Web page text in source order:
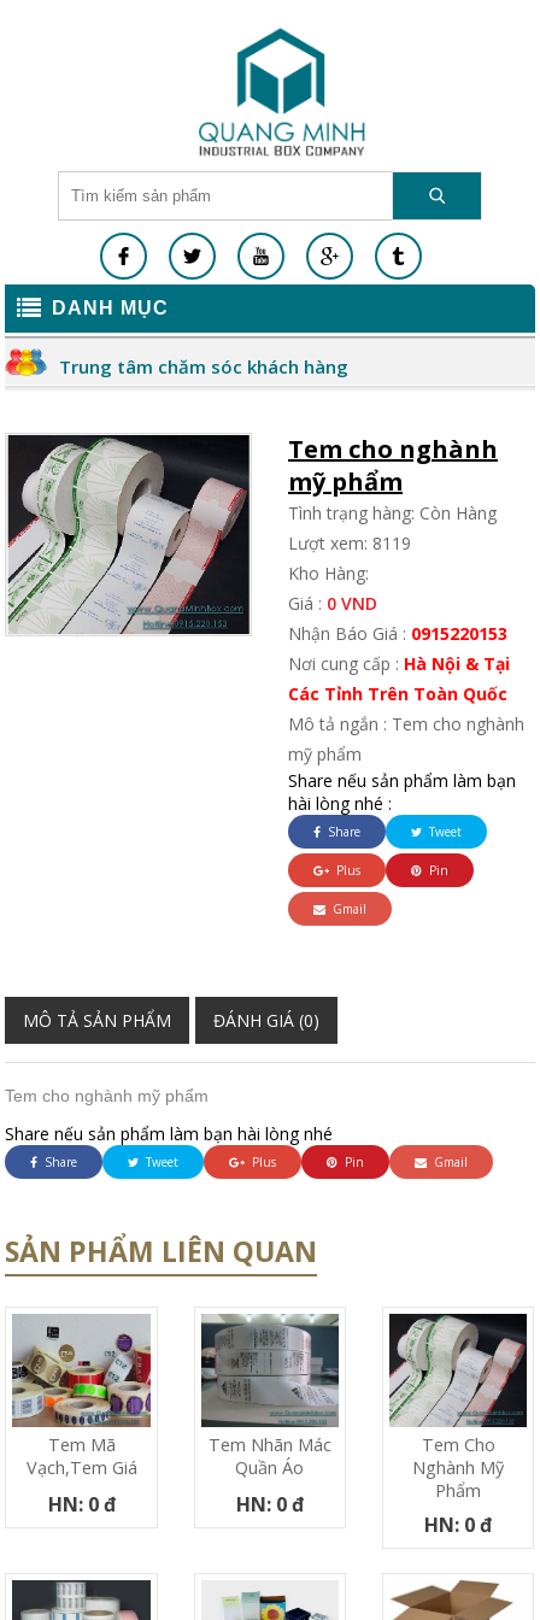
DANH MỤC
Trung tâm chăm sóc khách hàng
Tem cho nghành
mỹ phẩm
Tình trạng hàng: Còn Hàng
Lượt xem: 8119
Kho Hàng:
Giá : 0 VND
Nhận Báo Giá : 0915220153
Nơi cung cấp : Hà Nội & Tại
Các Tỉnh Trên Toàn Quốc
Mô tả ngắn : Tem cho nghành
mỹ phẩm
Share nếu sản phẩm làm bạn
hài lòng nhé :
Share Tweet
Plus Pin
Gmail
MÔ TẢ SẢN PHẨM ĐÁNH GIÁ (0)
Tem cho nghành mỹ phẩm
Share nếu sản phẩm làm bạn hài lòng nhé
Share Tweet Plus Pin Gmail
SẢN PHẨM LIÊN QUAN
Tem Mã
Vạch,tem Giá
HN: 0 đ
Tem Nhãn Mác
Quần Áo
HN: 0 đ
Tem Cho
Nghành Mỹ
Phẩm
HN: 0 đ